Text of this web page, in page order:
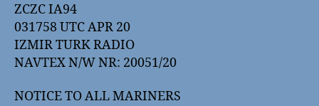
ZCZC IA94
031758 UTC APR 20
IZMIR TURK RADIO
NAVTEX N/W NR: 20051/20
NOTICE TO ALL MARINERS